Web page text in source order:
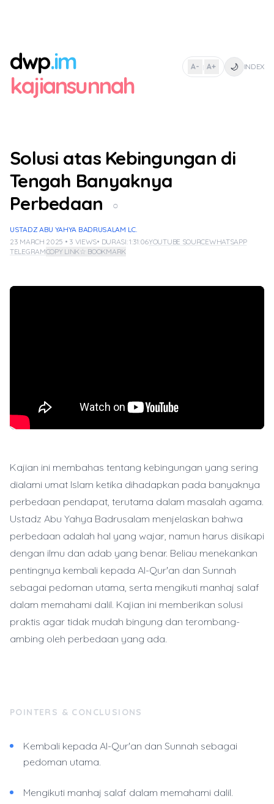
dwp.im
kajiansunnah
A- | A+ 🌙 INDEX
Solusi atas Kebingungan di
Tengah Banyaknya
Perbedaan
○
USTADZ ABU YAHYA BADRUSALAM LC.
23 MARCH 2025 • 3 VIEWS• DURASI: 1:31:06YOUTUBE SOURCEWHATSAPP
TELEGRAMCOPY LINK☆ BOOKMARK
Kajian ini membahas tentang kebingungan yang sering
dialami umat Islam ketika dihadapkan pada banyaknya
perbedaan pendapat, terutama dalam masalah agama.
Ustadz Abu Yahya Badrusalam menjelaskan bahwa
perbedaan adalah hal yang wajar, namun harus disikapi
dengan ilmu dan adab yang benar. Beliau menekankan
pentingnya kembali kepada Al-Qur'an dan Sunnah
sebagai pedoman utama, serta mengikuti manhaj salaf
dalam memahami dalil. Kajian ini memberikan solusi
praktis agar tidak mudah bingung dan terombang-
ambing oleh perbedaan yang ada.
POINTERS & CONCLUSIONS
Kembali kepada Al-Qur'an dan Sunnah sebagai
pedoman utama.
Mengikuti manhaj salaf dalam memahami dalil.